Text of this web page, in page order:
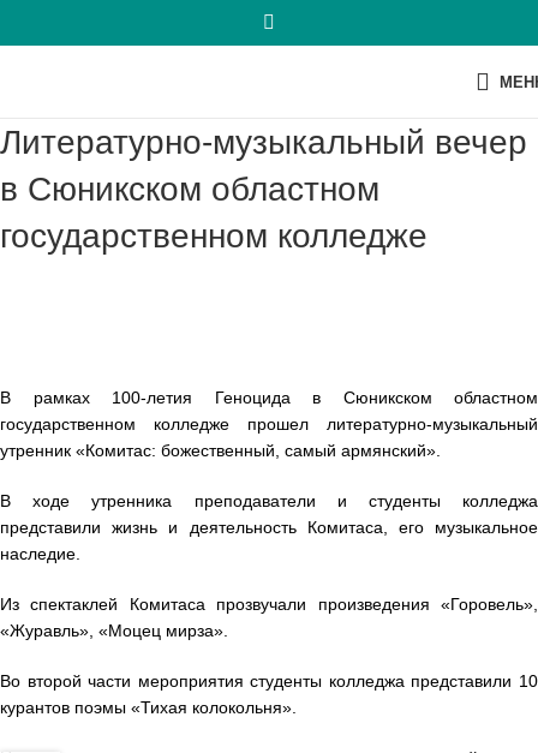
Литературно-музыкальный вечер
в Сюникском областном
государственном колледже
В рамках 100-летия Геноцида в Сюникском областном
государственном колледже прошел литературно-музыкальный
утренник «Комитас: божественный, самый армянский».
В ходе утренника преподаватели и студенты колледжа
представили жизнь и деятельность Комитаса, его музыкальное
наследие.
Из спектаклей Комитаса прозвучали произведения «Горовель»,
«Журавль», «Моцец мирза».
Во второй части мероприятия студенты колледжа представили 10
курантов поэмы «Тихая колокольня».